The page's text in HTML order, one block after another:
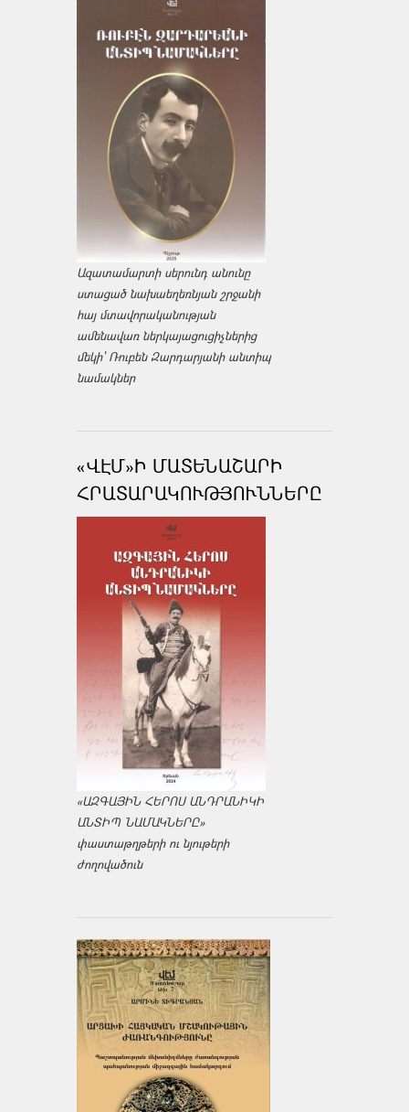
Ազատամարտի սերունդ անունը
ստացած նախաեղեռնյան շրջանի
հայ մտավորականության
ամենավառ ներկայացուցիչներից
մեկի՝ Ռուբեն Զարդարյանի անտիպ
նամակներ
«ՎԷՄ»Ի ՄԱՏԵՆԱՇԱՐԻ
ՀՐԱՏԱՐԱԿՈՒԹՅՈՒՆՆԵՐԸ
«ԱԶԳԱՅԻՆ ՀԵՐՈՍ ԱՆԴՐԱՆԻԿԻ
ԱՆՏԻՊ ՆԱՄԱԿՆԵՐԸ»
փաստաթղթերի ու նյութերի
ժողովածուն